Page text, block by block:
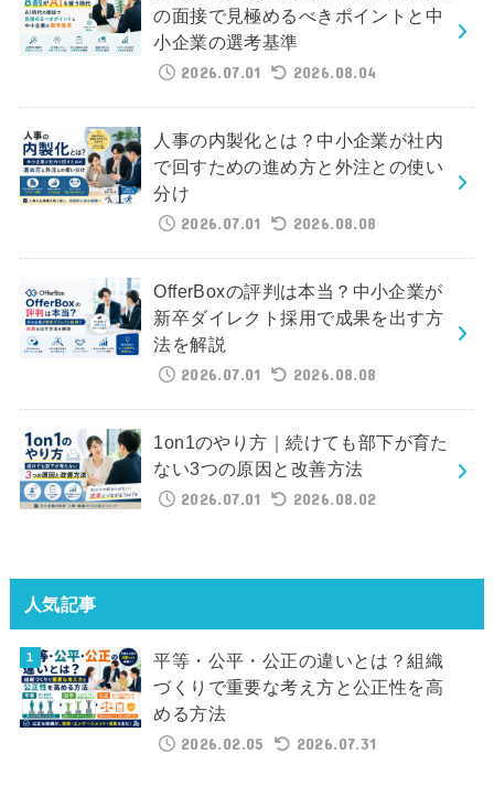
の面接で見極めるべきポイントと中
小企業の選考基準
2026.07.01
2026.08.04
人事の内製化とは？中小企業が社内
で回すための進め方と外注との使い
分け
2026.07.01
2026.08.08
OfferBoxの評判は本当？中小企業が
新卒ダイレクト採用で成果を出す方
法を解説
2026.07.01
2026.08.08
1on1のやり方｜続けても部下が育た
ない3つの原因と改善方法
2026.07.01
2026.08.02
人気記事
平等・公平・公正の違いとは？組織
づくりで重要な考え方と公正性を高
める方法
2026.02.05
2026.07.31